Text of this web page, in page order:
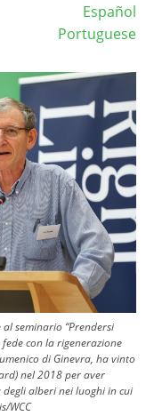
Español
Portuguese
seminario “Prendersi
con la rigenerazione
di Ginevra, ha vinto
nel 2018 per aver
alberi nei luoghi in cui
WCC